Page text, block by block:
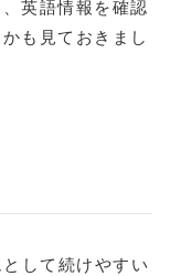
英語情報を確認
も見ておきまし
して続けやすい